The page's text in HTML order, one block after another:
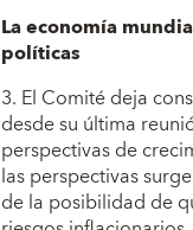
La economía
políticas
3. El Comité deja
desde su última
perspectivas de
las perspectivas
de la posibilidad de